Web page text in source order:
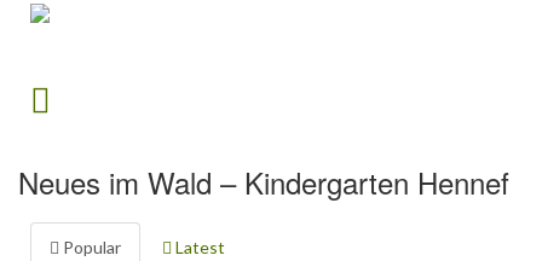
Neues im Wald – Kindergarten Hennef
Popular Latest